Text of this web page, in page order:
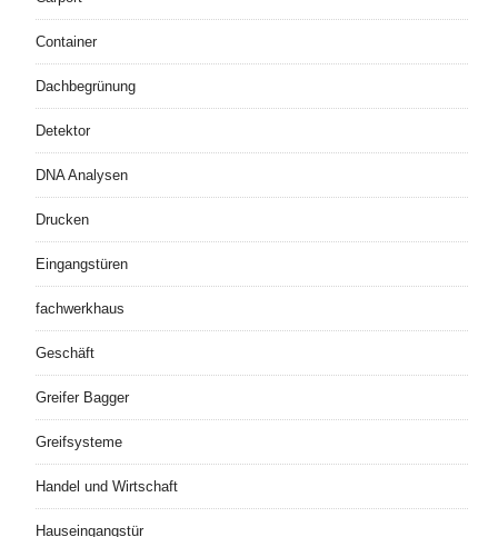
Container
Dachbegrünung
Detektor
DNA Analysen
Drucken
Eingangstüren
fachwerkhaus
Geschäft
Greifer Bagger
Greifsysteme
Handel und Wirtschaft
Hauseingangstür